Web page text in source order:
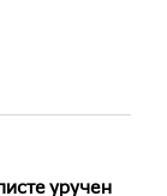
уручен